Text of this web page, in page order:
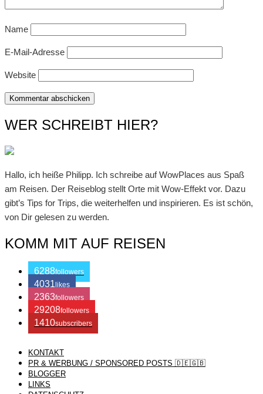
Name
E-Mail-Adresse
Website
WER SCHREIBT HIER?
Hallo, ich heiße Philipp. Ich schreibe auf WowPlaces aus Spaß
am Reisen. Der Reiseblog stellt Orte mit Wow-Effekt vor. Dazu
gibt’s Tips for Trips, die weiterhelfen und inspirieren. Es ist schön,
von Dir gelesen zu werden.
KOMM MIT AUF REISEN
6288followers
4031 likes
2363followers
29208followers
1410subscribers
/ Free WordPress Plugins and WordPress Themes by
Themes. Join us right now!
KONTAKT
PR & WERBUNG / SPONSORED POSTS 🇩🇪🇬🇧
BLOGGER
LINKS